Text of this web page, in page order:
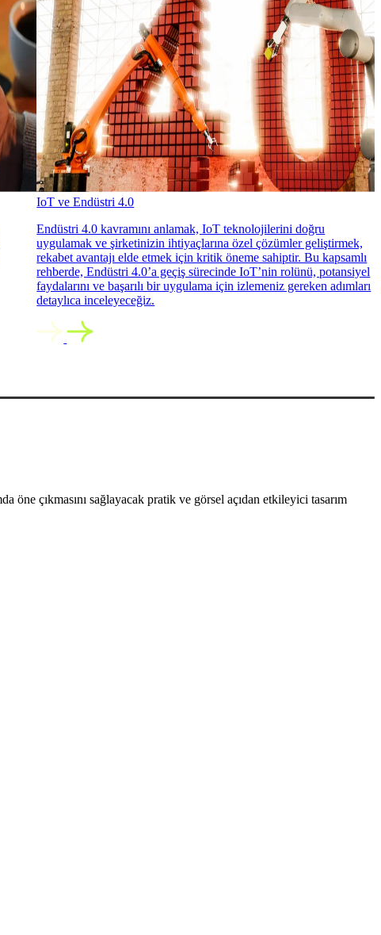
IoT ve Endüstri 4.0
Endüstri 4.0 kavramını anlamak, IoT teknolojilerini doğru
uygulamak ve şirketinizin ihtiyaçlarına özel çözümler geliştirmek,
rekabet avantajı elde etmek için kritik öneme sahiptir. Bu kapsamlı
rehberde, Endüstri 4.0’a geçiş sürecinde IoT’nin rolünü, potansiyel
faydalarını ve başarılı bir uygulama için izlemeniz gereken adımları
detaylıca inceleyeceğiz.
çıkmasını sağlayacak pratik ve görsel açıdan etkileyici tasarım